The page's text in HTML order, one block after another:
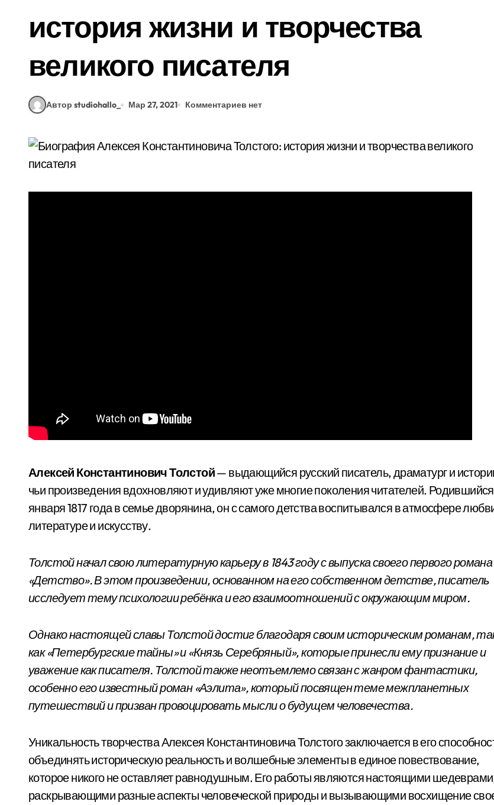
история жизни и творчества
великого писателя
Автор studiohallo_ Мар 27, 2021 Комментариев нет
Алексей Константинович Толстой— выдающийся русский писатель, драматург и
чьи произведения вдохновляют и удивляют уже многие поколения читателей.
января 1817 года в семье дворянина, он с самого детства воспитывался в атмосфере
литературе и искусству.
Толстой начал свою литературную карьеру в 1843 году с выпуска своего первого романа
«Детство». В этом произведении, основанном на его собственном детстве, писатель
исследует тему психологии ребёнка и его взаимоотношений с окружающим миром.
Однако настоящей славы Толстой достиг благодаря своим историческим романам,
как «Петербургские тайны» и «Князь Серебряный», которые принесли ему признание и
уважение как писателя. Толстой также неотъемлемо связан с жанром фантастики,
особенно его известный роман «Аэлита», который посвящен теме межпланетных
путешествий и призван провоцировать мысли о будущем человечества.
Уникальность творчества Алексея Константиновича Толстого заключается в его
объединять историческую реальность и волшебные элементы в единое повествование,
которое никого не оставляет равнодушным. Его работы являются настоящими
раскрывающими разные аспекты человеческой природы и вызывающими восхищение